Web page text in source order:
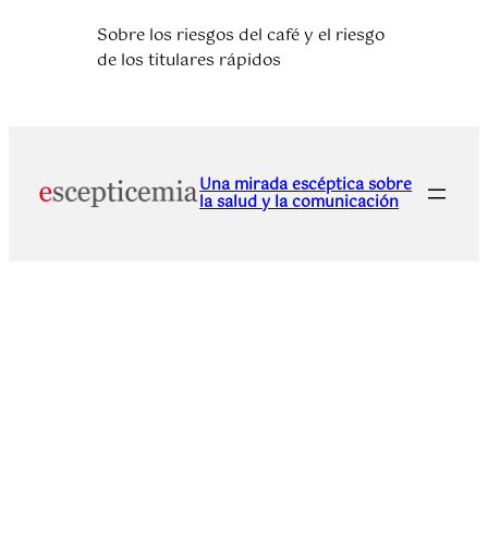
Sobre los riesgos del café y el riesgo
de los titulares rápidos
Una mirada escéptica sobre
la salud y la comunicación